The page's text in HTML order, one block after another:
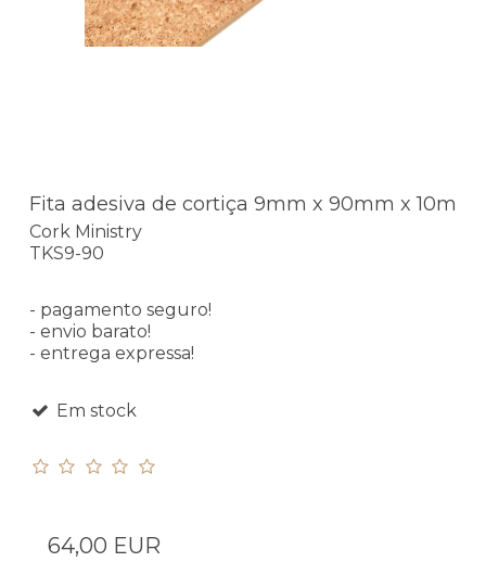
Fita adesiva de cortiça 9mm x 90mm x 10m
Cork Ministry
TKS9-90
- pagamento seguro!
- envio barato!
- entrega expressa!
Em stock
64,00 EUR